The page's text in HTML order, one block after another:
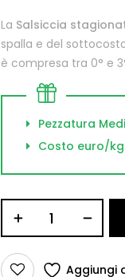
La Salsiccia
spalla e del
è compresa tra 0° e
Pezzatura
Costo euro/kg
Aggiungi